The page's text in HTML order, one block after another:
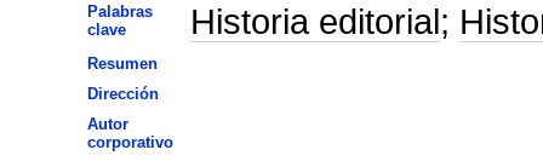
Palabras
clave
Historia editorial;
Resumen
Dirección
Autor
corporativo